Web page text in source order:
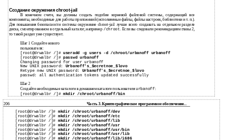
Создание окружения chroot-jail
В конечном счете, вы должны создать подобие корневой файловой системы, содержащей все
компоненты, необходимые для работы приложений (исполняемые файлы, файлы настроек, библиотеки и т. п.).
Для повышения безопасности системы окружение chroot-jail лучше всего создавать на отдельном разделе
диска, смонтированном в отдельный каталог, например /chroot. Если вы следовали рекомендациям главы 2,
то такой раздел уже существует.
Шаг 1 Создайте нового
пользователя:
[root@drwalbr /]# useradd -g users -d /chroot/urbanoff urbanoff
[root@drwalbr /]# passwd urbanoff
Changing password for user urbanoff
New UNIX password: Urbanoff's_$ecretnoe_$lovo
Retype new UNIX password: Urbanoff's_$ecretnoe_$lovo
passwd: all authentication tokens updated successfully
Шаг 2
Создайте необходимые каталоги в домашнем каталоге пользователяurbanoff:
[root@drwalbr /]# mkdir /chroot/urbanoff/bin
206 Часть 3. Криптографическое программное обеспечение...
[root@drwalbr /]# mkdir /chroot/urbanoff/dev
[root@drwalbr /]# mkdir /chroot/urbanoff/etc
[root@drwalbr /]# mkdir /chroot/urbanoff/lib
[root@drwalbr /]# mkdir /chroot/urbanoff/usr
[root@drwalbr /]# mkdir /chroot/urbanoff/usr/bin
[root@drwalbr /]# mkdir /chroot/urbanoff/usr/lib
[root@drwalbr /]# mkdir /chroot/urbanoff/lib/i686